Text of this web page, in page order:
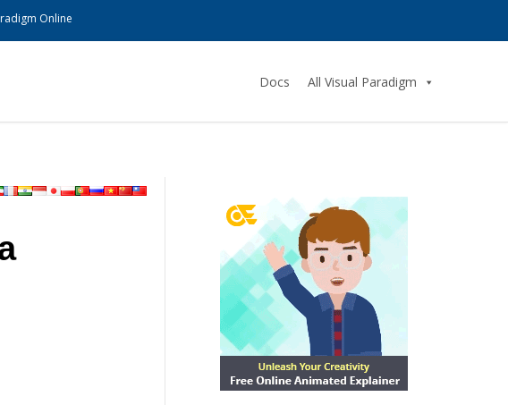
Online
Docs All Visual Paradigm